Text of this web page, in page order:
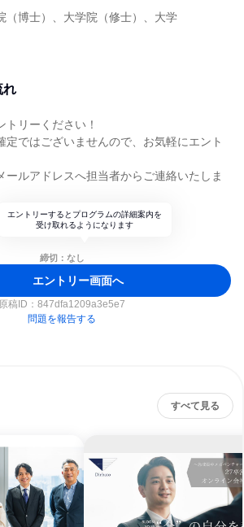
（博士）、大学院（修士）、大学
れ
トリーください！
ではございませんので、お気軽にエント
ールアドレスへ担当者からご連絡いたしま
エントリーするとプログラムの詳細案内を
受け取れるようになります
締切：なし
エントリー画面へ
原稿ID： 847dfa1209a3e5e7
問題を報告する
すべて見る